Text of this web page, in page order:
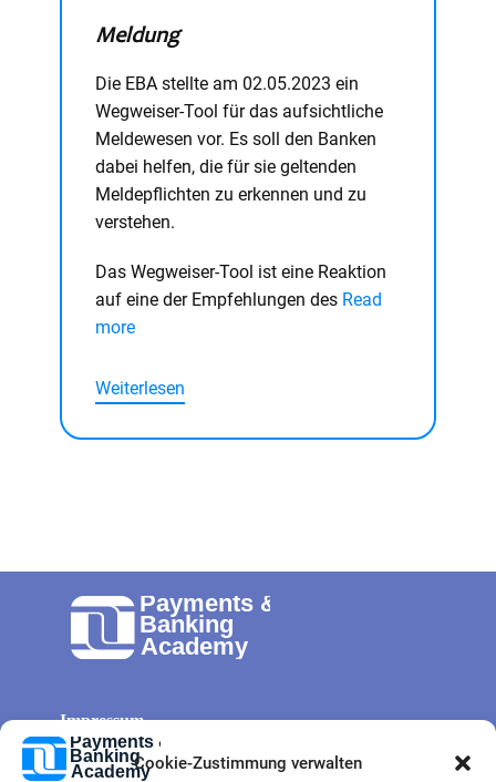
Cookie-Zustimmung verwalten
Meldung
Die EBA stellte am 02.05.2023 ein
Wegweiser-Tool für das aufsichtliche
Meldewesen vor. Es soll den Banken
dabei helfen, die für sie geltenden
Meldepflichten zu erkennen und zu
verstehen.
Das Wegweiser-Tool ist eine Reaktion
auf eine der Empfehlungen des Read
more
Weiterlesen
Impressum
Allg. Geschäftsbedingungen
Cookie-Richtlinie